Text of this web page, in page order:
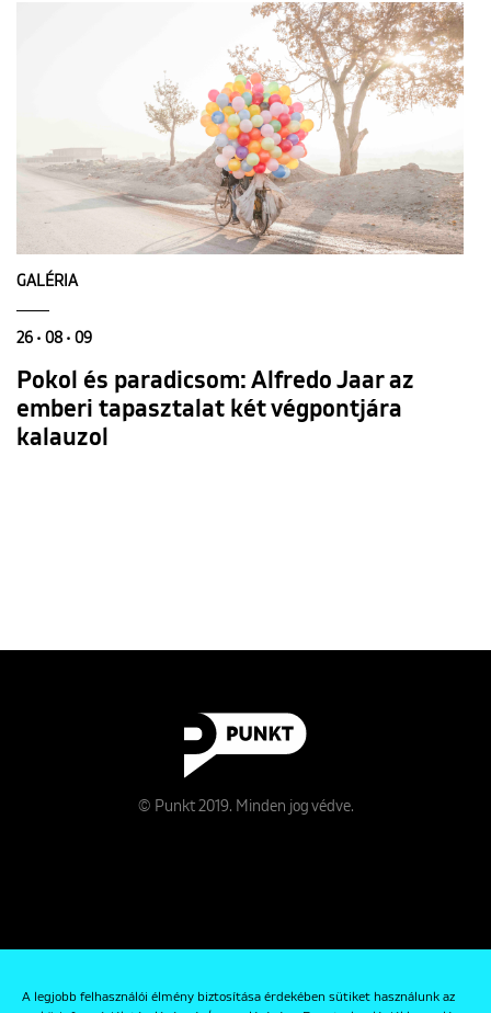
A legjobb felhasználói élmény biztosítása érdekében sütiket használunk az
GALÉRIA
26 • 08 • 09
Pokol és paradicsom: Alfredo Jaar az
emberi tapasztalat két végpontjára
kalauzol
© Punkt 2019. Minden jog védve.
Kapcsolat